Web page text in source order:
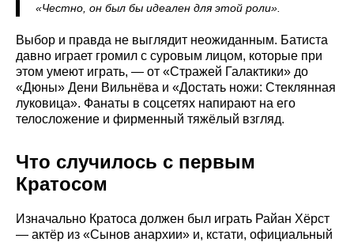
«Честно, он был бы идеален для этой роли».
Выбор и правда не выглядит неожиданным. Батиста
давно играет громил с суровым лицом, которые при
этом умеют играть, — от «Стражей Галактики» до
«Дюны» Дени Вильнёва и «Достать ножи: Стеклянная
луковица». Фанаты в соцсетях напирают на его
телосложение и фирменный тяжёлый взгляд.
Что случилось с первым
Кратосом
Изначально Кратоса должен был играть Райан Хёрст
— актёр из «Сынов анархии» и, кстати, официальный